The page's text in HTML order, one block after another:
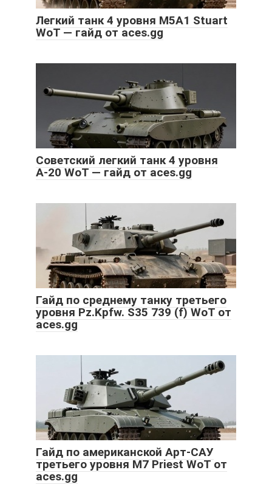
Легкий танк 4 уровня M5A1 Stuart
WoT — гайд от aces.gg
Советский легкий танк 4 уровня
А-20 WoT — гайд от aces.gg
Гайд по среднему танку третьего
уровня Pz.Kpfw. S35 739 (f) WoT от
aces.gg
Гайд по американской Арт-САУ
третьего уровня M7 Priest WoT от
aces.gg